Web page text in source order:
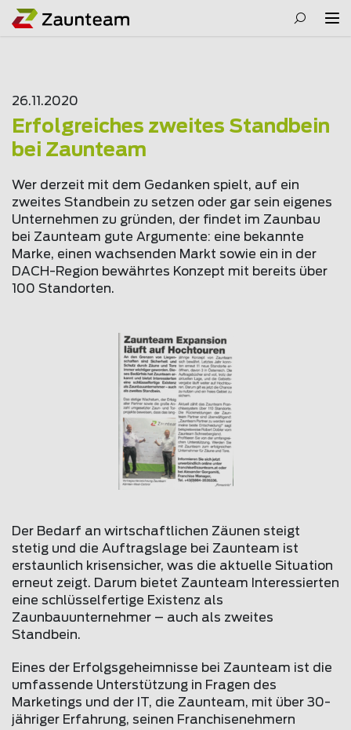
26.11.2020
Erfolgreiches zweites Standbein
bei Zaunteam
Wer derzeit mit dem Gedanken spielt, auf ein
zweites Standbein zu setzen oder gar sein eigenes
Unternehmen zu gründen, der findet im Zaunbau
bei Zaunteam gute Argumente: eine bekannte
Marke, einen wachsenden Markt sowie ein in der
DACH-Region bewährtes Konzept mit bereits über
100 Standorten.
Der Bedarf an wirtschaftlichen Zäunen steigt
stetig und die Auftragslage bei Zaunteam ist
erstaunlich krisensicher, was die aktuelle Situation
erneut zeigt. Darum bietet Zaunteam Interessierten
eine schlüsselfertige Existenz als
Zaunbauunternehmer – auch als zweites
Standbein.
Eines der Erfolgsgeheimnisse bei Zaunteam ist die
umfassende Unterstützung in Fragen des
Marketings und der IT, die Zaunteam, mit über 30-
jähriger Erfahrung, seinen Franchisenehmern